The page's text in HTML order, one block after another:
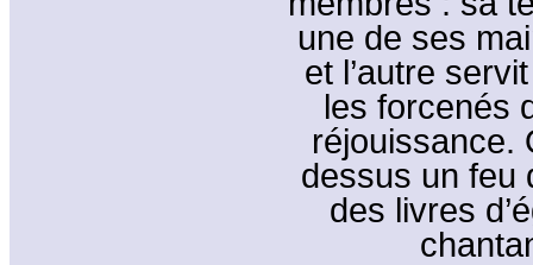
une de ses
et l’autre
les forcenés
réjouissance.
dessus un feu
des livres